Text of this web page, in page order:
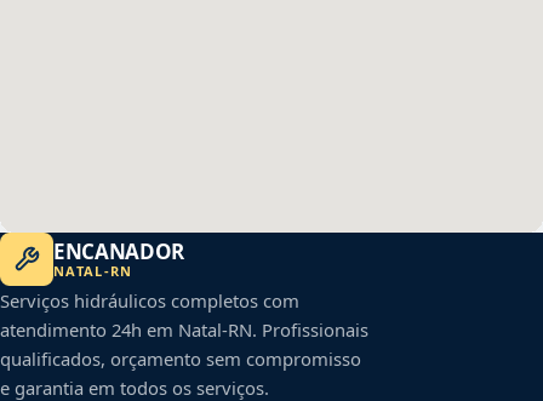
ENCANADOR
NATAL-RN
Serviços hidráulicos completos com
atendimento 24h em Natal-RN. Profissionais
qualificados, orçamento sem compromisso
e garantia em todos os serviços.